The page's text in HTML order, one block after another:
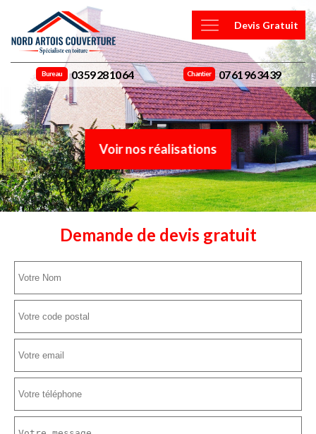
Devis Gratuit
Bureau 03 59 28 10 64 Chantier 07 61 96 34 39
Voir nos réalisations
Demande de devis gratuit